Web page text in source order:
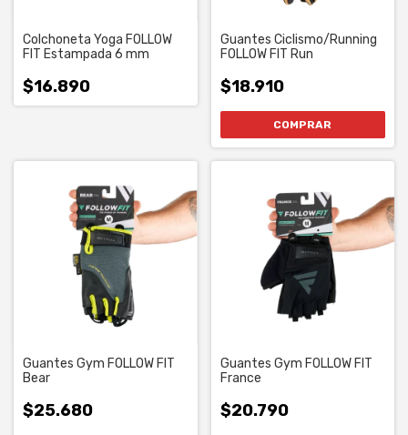
Colchoneta Yoga FOLLOW
FIT Estampada 6 mm
$16.890
Guantes Ciclismo/Running
FOLLOW FIT Run
$18.910
COMPRAR
Guantes Gym FOLLOW FIT
Bear
$25.680
Guantes Gym FOLLOW FIT
France
$20.790